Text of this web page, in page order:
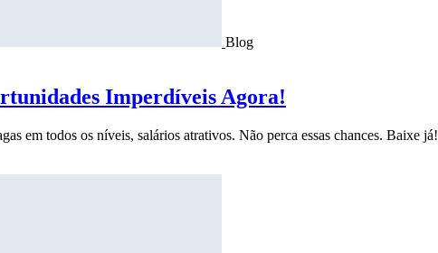
Blog
Imperdíveis Agora!
em todos os níveis, salários atrativos. Não perca essas chances. Baixe já!